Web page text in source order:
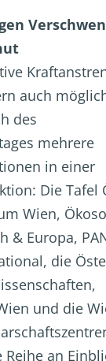
auch
des
mehrere
in einer
Die Tafel
Wien,
& Europa,
die
und die
an